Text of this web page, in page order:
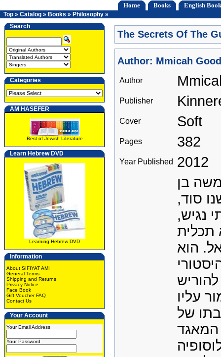
Home Books English
Top » Catalog » Books » Philosophy »
Search
Categories
AM HASEFER
Best of Jewish Literature
Learn Hebrew DVD
Learning Hebrew DVD
Information
About SIFIYAT AMI
General Terms
Shipping and Returns
Privacy Notice
Face Book
Gift Voucher FAQ
Contact Us
Your Account
Your Email Address
Your Password
The Secrets Of The
Author: Mmicah
Author
Publisher
Cover Soft
Pages 382
Year Published 2012
בן
סוד,
נגיש,
תכלית
הוא
עליו
של
המאגד